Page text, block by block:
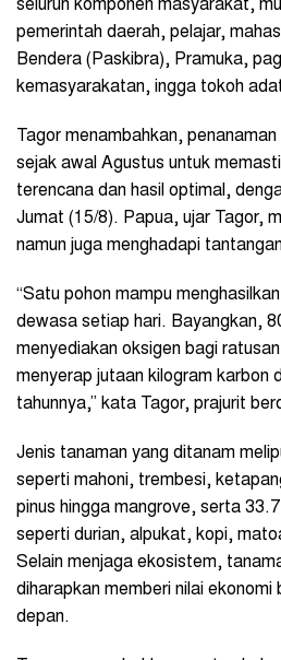
seluruh komponen masyarakat,
pemerintah daerah, pelajar,
Bendera (Paskibra), Pramuka,
kemasyarakatan, ingga tokoh
Tagor menambahkan,
sejak awal Agustus untuk
terencana dan hasil optimal,
Jumat (15/8). Papua, ujar Tagor,
namun juga menghadapi
“Satu pohon mampu
dewasa setiap hari. Bayangkan,
menyediakan oksigen bagi
menyerap jutaan kilogram karbon
tahunnya,” kata Tagor, prajurit
Jenis tanaman yang ditanam
seperti mahoni, trembesi,
pinus hingga mangrove, serta
seperti durian, alpukat, kopi,
Selain menjaga ekosistem,
diharapkan memberi nilai
depan.